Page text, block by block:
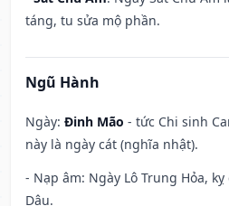
táng, tu sửa mộ phần.
Ngũ Hành
Ngày: Đinh Mão - tức Chi sinh
này là ngày cát (nghĩa nhật).
- Nạp âm: Ngày Lô Trung Hỏa,
Dậu.